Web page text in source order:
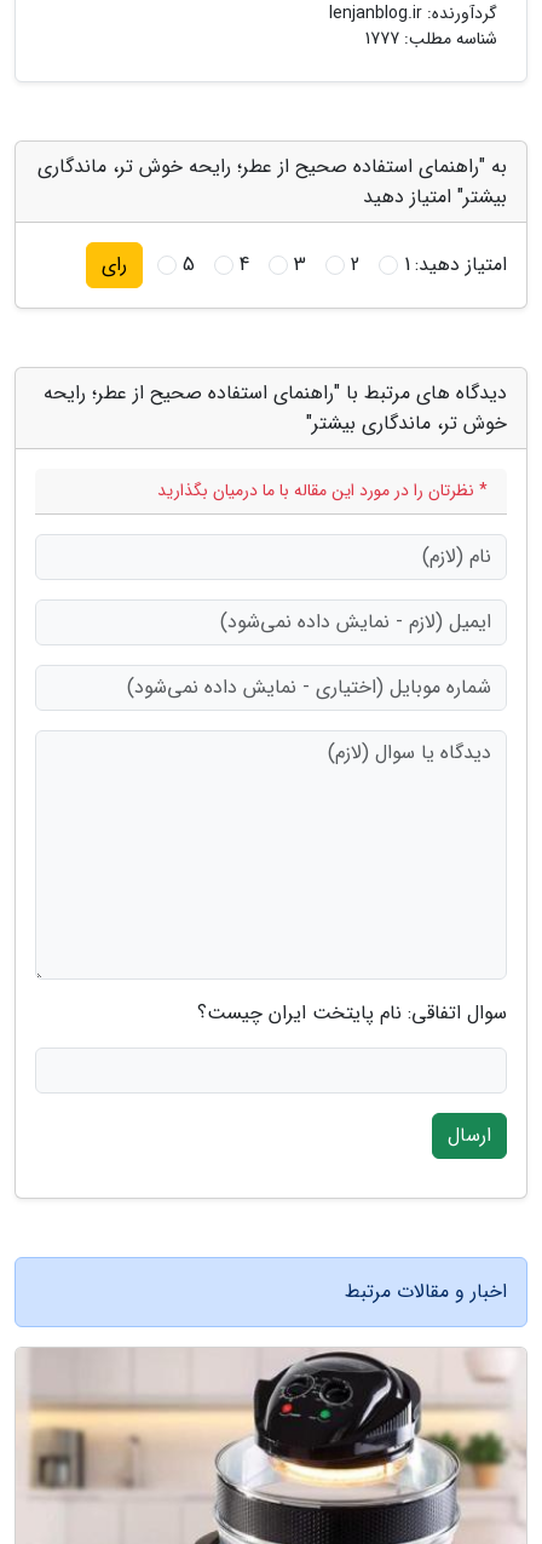
گردآورنده: lenjanblog.ir
شناسه مطلب: 1777
به "راهنمای استفاده صحیح از عطر؛ رایحه خوش تر، ماندگاری
بیشتر" امتیاز دهید
امتیاز دهید:1
2
3
4
5 رای
دیدگاه های مرتبط با "راهنمای استفاده صحیح از عطر؛ رایحه
خوش تر، ماندگاری بیشتر"
* نظرتان را در مورد این مقاله با ما درمیان بگذارید
سوال اتفاقی: نام پایتخت ایران چیست؟
ارسال
اخبار و مقالات مرتبط